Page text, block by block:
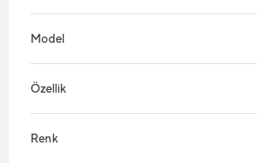
Model
Özellik
Renk